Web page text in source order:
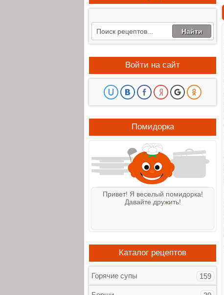
Войти на сайт
Помидорка
Привет! Я веселый помидорка!
Давайте дружить!
Каталог рецептов
Горячие супы 159